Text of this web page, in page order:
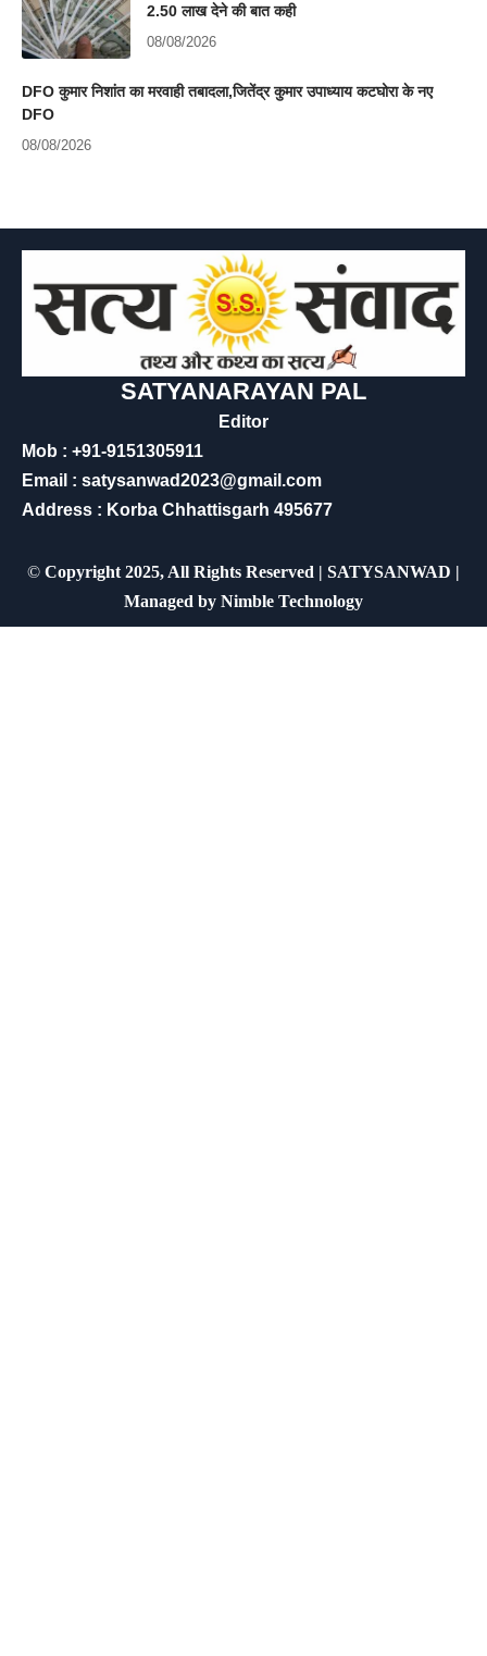
2.50 लाख देने की बात कही
08/08/2026
DFO कुमार निशांत का मरवाही तबादला,जितेंद्र कुमार उपाध्याय कटघोरा के नए
DFO
08/08/2026
SATYANARAYAN PAL
Editor
Mob : +91-9151305911
Email : satysanwad2023@gmail.com
Address : Korba Chhattisgarh 495677
© Copyright 2025, All Rights Reserved | SATYSANWAD |
Managed by Nimble Technology